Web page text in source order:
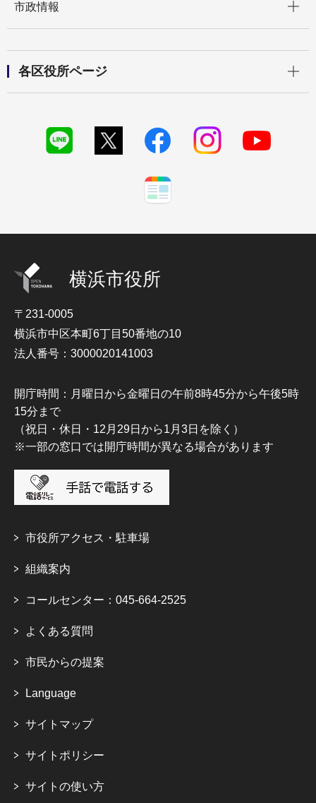
市政情報
各区役所ページ
横浜市役所
〒231-0005
横浜市中区本町6丁目50番地の10
法人番号：3000020141003
開庁時間：月曜日から金曜日の午前8時45分から午後5時
15分まで
（祝日・休日・12月29日から1月3日を除く）
※一部の窓口では開庁時間が異なる場合があります
市役所アクセス・駐車場
組織案内
コールセンター：045-664-2525
よくある質問
市民からの提案
Language
サイトマップ
サイトポリシー
サイトの使い方